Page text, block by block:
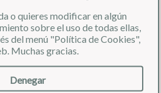
o quieres modificar en algún
sobre el uso de todas ellas,
del menú "Política de Cookies",
Muchas gracias.
Denegar